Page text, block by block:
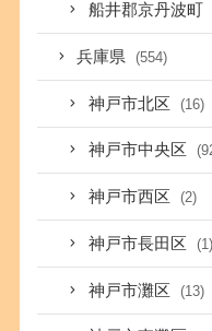
船井郡京丹波町
兵庫県 (554)
神戸市北区 (16)
神戸市中央区
神戸市西区 (2)
神戸市長田区 (1)
神戸市灘区 (13)